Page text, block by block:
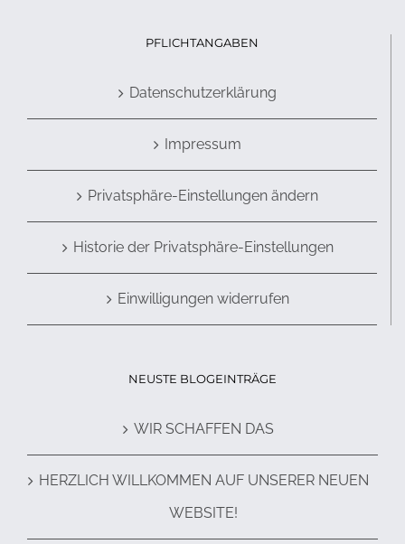
PFLICHTANGABEN
Datenschutzerklärung
Impressum
Privatsphäre-Einstellungen ändern
Historie der Privatsphäre-Einstellungen
Einwilligungen widerrufen
NEUSTE BLOGEINTRÄGE
WIR SCHAFFEN DAS
HERZLICH WILLKOMMEN AUF UNSERER NEUEN
WEBSITE!